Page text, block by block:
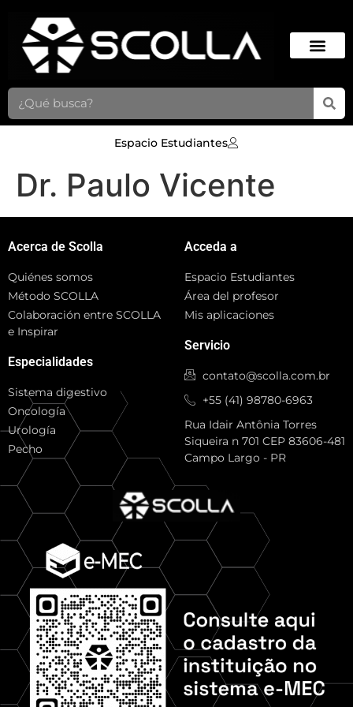
Espacio Estudiantes
Dr. Paulo Vicente
Acerca de Scolla
Quiénes somos
Método SCOLLA
Colaboración entre SCOLLA
e Inspirar
Especialidades
Sistema digestivo
Oncología
Urología
Pecho
Acceda a
Espacio Estudiantes
Área del profesor
Mis aplicaciones
Servicio
contato@scolla.com.br
+55 (41) 98780-6963
Rua Idair Antônia Torres
Siqueira n 701 CEP 83606-481
Campo Largo - PR